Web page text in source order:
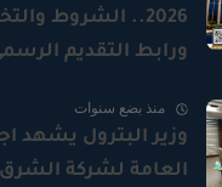
2026.. الشروط
ورابط التقديم
منذ بضع سنوات
وزير البترول يشهد
العامة لشركة